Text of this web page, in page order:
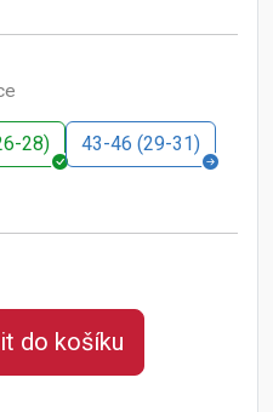
28)
43-46 (29-31)
do košíku